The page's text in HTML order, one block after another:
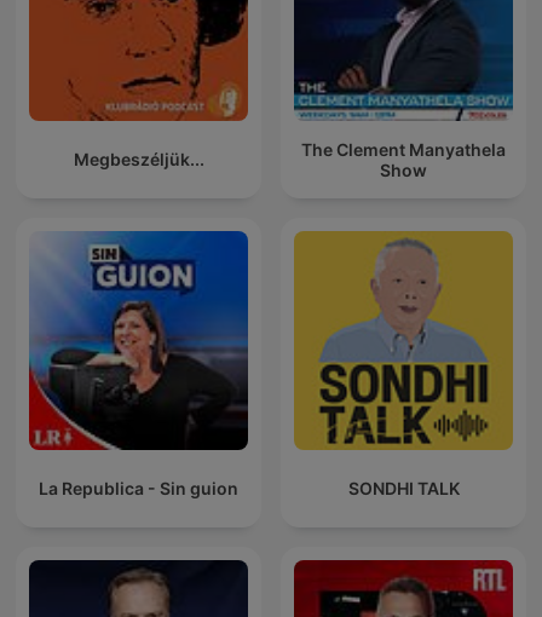
Megbeszéljük...
The Clement Manyathela
Show
La Republica - Sin guion SONDHI TALK